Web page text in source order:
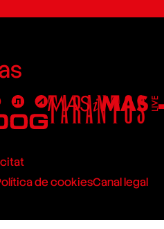
de cookiesCanal legal